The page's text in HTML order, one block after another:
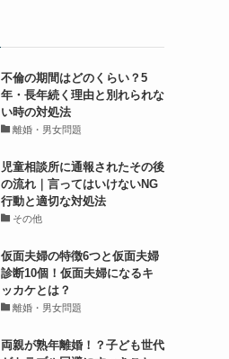
不倫の期間はどのくらい？5
年・長年続く理由と別れられな
い時の対処法
離婚・男女問題
児童相談所に通報されたその後
の流れ｜言ってはいけないNG
行動と適切な対処法
その他
仮面夫婦の特徴6つと仮面夫婦
診断10個！仮面夫婦になるキ
ッカケとは？
離婚・男女問題
両親が熟年離婚！？子ども世代